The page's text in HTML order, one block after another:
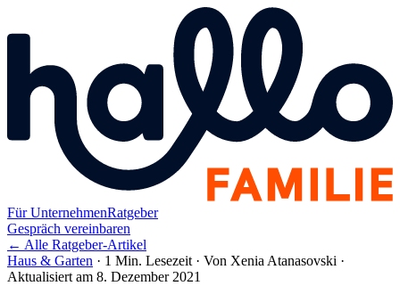
Für UnternehmenRatgeber
Gespräch vereinbaren
← Alle Ratgeber-Artikel
Haus & Garten · 1 Min. Lesezeit · Von Xenia Atanasovski ·
Aktualisiert am 8. Dezember 2021